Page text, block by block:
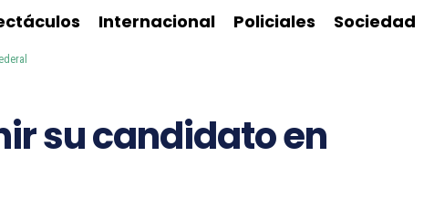
Internacional Policiales Sociedad
su candidato en